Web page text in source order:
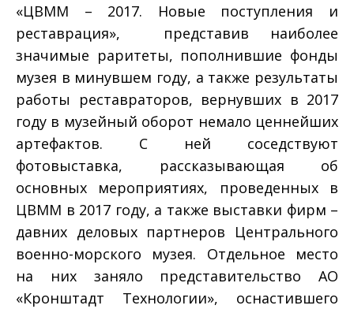
«ЦВММ – 2017. Новые поступления и
реставрация», представив наиболее
значимые раритеты, пополнившие фонды
музея в минувшем году, а также результаты
работы реставраторов, вернувших в 2017
году в музейный оборот немало ценнейших
артефактов. С ней соседствуют
фотовыставка, рассказывающая об
основных мероприятиях, проведенных в
ЦВММ в 2017 году, а также выставки фирм –
давних деловых партнеров Центрального
военно-морского музея. Отдельное место
на них заняло представительство АО
«Кронштадт Технологии», оснастившего